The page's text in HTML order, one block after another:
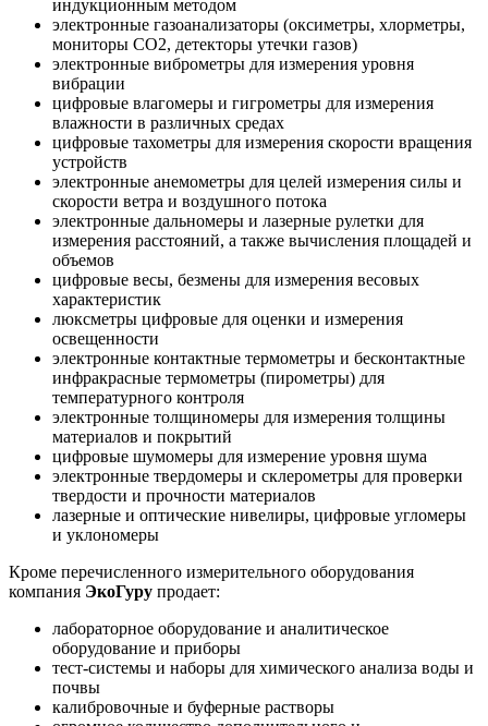
индукционным методом
электронные газоанализаторы (оксиметры, хлорметры,
мониторы CO2, детекторы утечки газов)
электронные виброметры для измерения уровня
вибрации
цифровые влагомеры и гигрометры для измерения
влажности в различных средах
цифровые тахометры для измерения скорости вращения
устройств
электронные анемометры для целей измерения силы и
скорости ветра и воздушного потока
электронные дальномеры и лазерные рулетки для
измерения расстояний, а также вычисления площадей и
объемов
цифровые весы, безмены для измерения весовых
характеристик
люксметры цифровые для оценки и измерения
освещенности
электронные контактные термометры и бесконтактные
инфракрасные термометры (пирометры) для
температурного контроля
электронные толщиномеры для измерения толщины
материалов и покрытий
цифровые шумомеры для измерение уровня шума
электронные твердомеры и склерометры для проверки
твердости и прочности материалов
лазерные и оптические нивелиры, цифровые угломеры
и уклономеры
Кроме перечисленного измерительного оборудования
компания ЭкоГуру продает:
лабораторное оборудование и аналитическое
оборудование и приборы
тест-системы и наборы для химического анализа воды и
почвы
калибровочные и буферные растворы